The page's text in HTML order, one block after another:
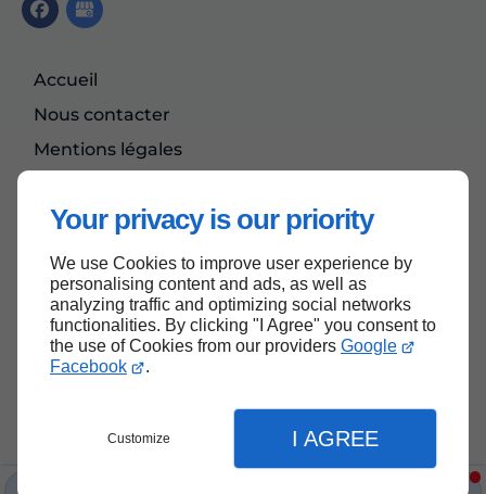
Your privacy is our priority
We use Cookies to improve user experience by
personalising content and ads, as well as
analyzing traffic and optimizing social networks
functionalities. By clicking "I Agree" you consent to
the use of Cookies from our providers Google
Facebook
.
Customize I AGREE
Accueil
Nous contacter
Mentions légales
Haut de page